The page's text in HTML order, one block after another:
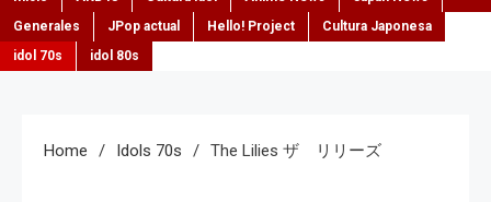
Generales
JPop actual Hello! Project
Cultura Japonesa
idol 70s
idol 80s
Home Idols 70s The Lilies ザ リリーズ